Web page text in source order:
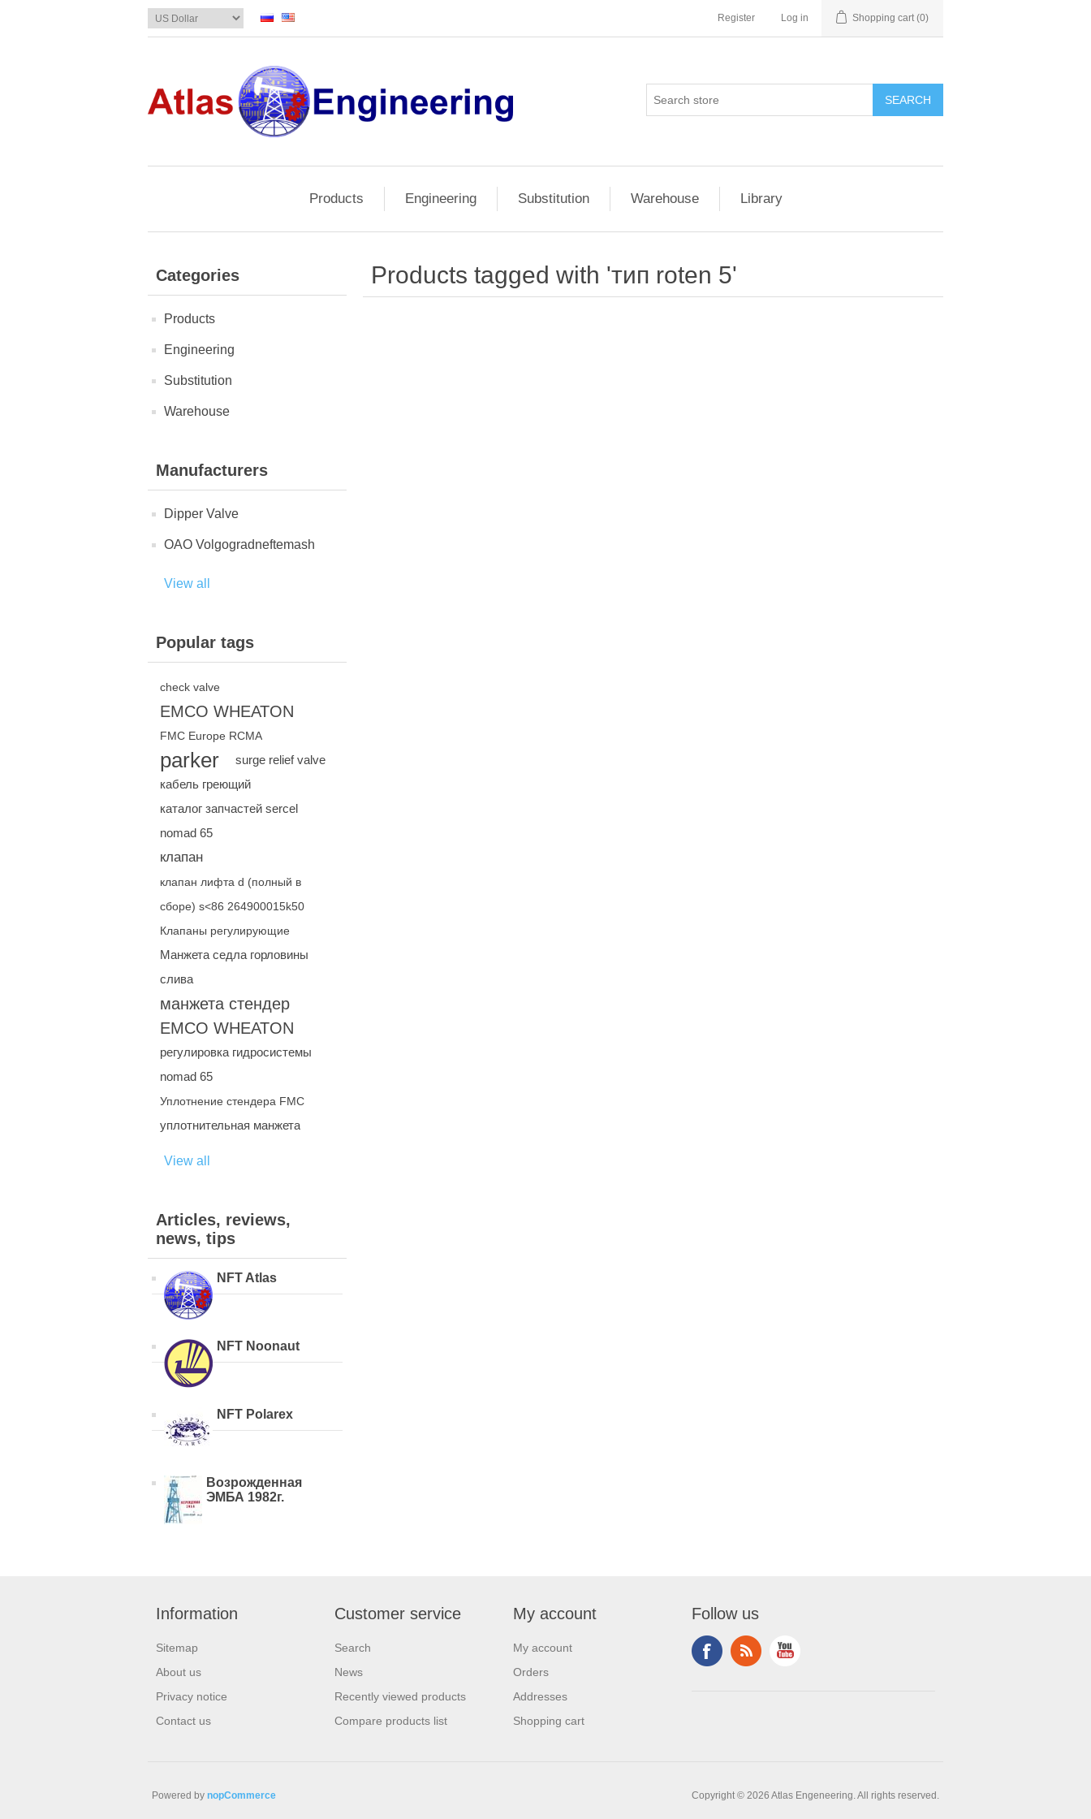
Register Log in Shopping cart (0)
Products Engineering Substitution Warehouse Library
Categories
Products
Engineering
Substitution
Warehouse
Manufacturers
Dipper Valve
OAO Volgogradneftemash
View all
Popular tags
check valve
EMCO WHEATON
FMC Europe RCMA
parker
surge relief valve
кабель греющий
каталог запчастей sercel
nomad 65
клапан
клапан лифта d (полный в
сборе) s<86 264900015k50
Клапаны регулирующие
Манжета седла горловины
слива
манжета стендер
EMCO WHEATON
регулировка гидросистемы
nomad 65
Уплотнение стендера FMC
уплотнительная манжета
View all
Articles, reviews,
news, tips
NFT Atlas
NFT Noonaut
NFT Polarex
Возрожденная
ЭМБА 1982г.
Products tagged with 'тип roten 5'
Information
Sitemap
About us
Privacy notice
Contact us
Customer service
Search
News
Recently viewed products
Compare products list
My account
My account
Orders
Addresses
Shopping cart
Follow us
Copyright © 2026 Atlas Engeneering. All rights reserved.
Powered by nopCommerce